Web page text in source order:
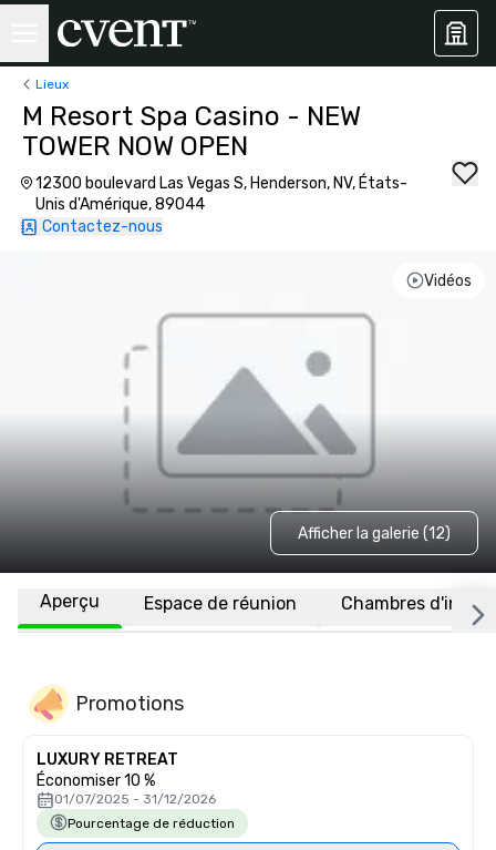
Lieux
M Resort Spa Casino - NEW
TOWER NOW OPEN
12300 boulevard Las Vegas S, Henderson, NV, États-
Unis d'Amérique, 89044
Contactez-nous
Vidéos
Afficher la galerie (12)
Aperçu Espace de réunion Chambres
Promotions
LUXURY RETREAT
Économiser 10 %
01/07/2025 - 31/12/2026
Pourcentage de réduction